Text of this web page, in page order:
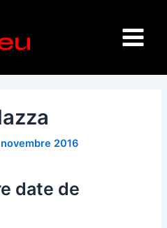
Menu
2016
date de